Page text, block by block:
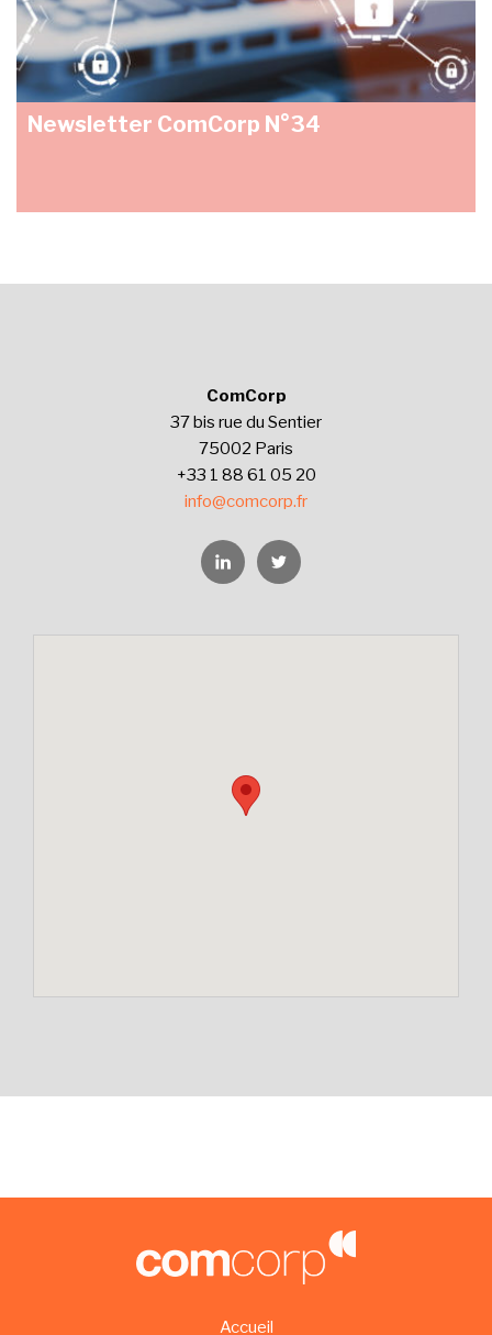
Newsletter ComCorp N°34
ComCorp
37 bis rue du Sentier
75002 Paris
+33 1 88 61 05 20
info@comcorp.fr
LinkedinTwitter
Accueil